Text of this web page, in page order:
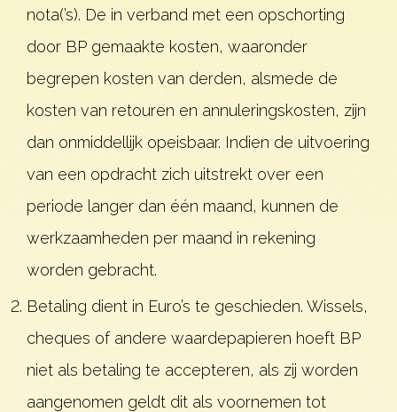
nota(’s). De in verband met een opschorting
door BP gemaakte kosten, waaronder
begrepen kosten van derden, alsmede de
kosten van retouren en annuleringskosten, zijn
dan onmiddellijk opeisbaar. Indien de uitvoering
van een opdracht zich uitstrekt over een
periode langer dan één maand, kunnen de
werkzaamheden per maand in rekening
worden gebracht.
Betaling dient in Euro’s te geschieden. Wissels,
cheques of andere waardepapieren hoeft BP
niet als betaling te accepteren, als zij worden
aangenomen geldt dit als voornemen tot